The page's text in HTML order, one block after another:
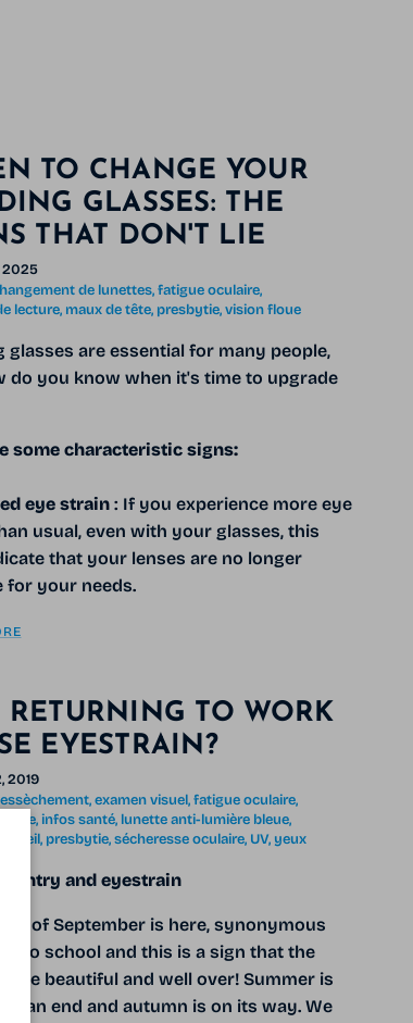
TO CHANGE YOUR
GLASSES: THE
THAT DON'T LIE
2025
de lunettes fatigue oculaire
lecture maux de tête presbytie vision floue
glasses are essential for many people,
do you know when it's time to upgrade
some characteristic signs:
eye strain: If you experience more eye
usual, even with your glasses, this
that your lenses are no longer
for your needs.
RETURNING TO WORK
EYESTRAIN?
2019
examen visuel fatigue oculaire
infos santé lunette anti-lumière bleue
soleil presbytie sécheresse oculaire UV yeux
entry and eyestrain
of September is here, synonymous
to school and this is a sign that the
are beautiful and well over! Summer is
an end and autumn is on its way. We